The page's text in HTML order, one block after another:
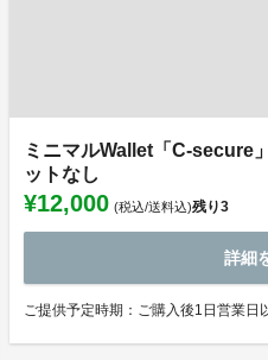
ミニマルWallet「C-secure
ットなし
¥12,000 (税込/送料込)残り3
詳細
ご提供予定時期：ご購入後1日営業日